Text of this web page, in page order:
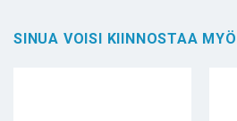
SINUA VOISI KIINNOSTAA